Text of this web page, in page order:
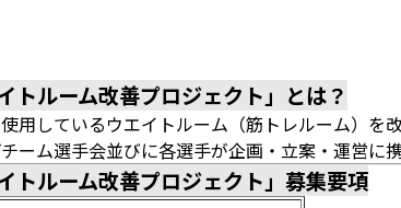
トルーム改善プロジェクト」とは？
用しているウエイトルーム（筋トレルーム）を
ーム選手会並びに各選手が企画・立案・運営に携
トルーム改善プロジェクト」募集要項